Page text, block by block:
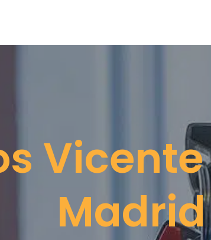
Madrid